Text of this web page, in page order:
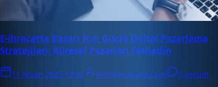
E-ihracatta Başarı İçin Güçlü Dijital Pazarlama
Stratejileri: Küresel Pazarları Fethedin
11 Nisan 2025 19:04 info@enabase.com
0 yorum